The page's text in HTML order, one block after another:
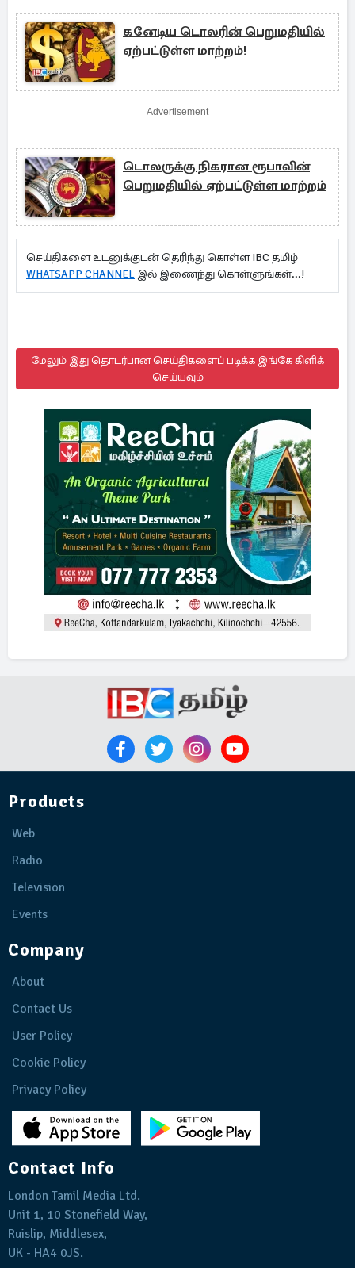
கனேடிய டொலரின் பெறுமதியில்
ஏற்பட்டுள்ள மாற்றம்!
Advertisement
டொலருக்கு நிகரான ரூபாவின்
பெறுமதியில் ஏற்பட்டுள்ள மாற்றம்
செய்திகளை உடனுக்குடன் தெரிந்து கொள்ள IBC தமிழ்
WHATSAPP CHANNEL இல் இணைந்து கொள்ளுங்கள்...!
மேலும் இது தொடர்பான செய்திகளைப் படிக்க இங்கே கிளிக்
செய்யவும்
Products
Web
Radio
Television
Events
Company
About
Contact Us
User Policy
Cookie Policy
Privacy Policy
Contact Info
London Tamil Media Ltd.
Unit 1, 10 Stonefield Way,
Ruislip, Middlesex,
UK - HA4 0JS.